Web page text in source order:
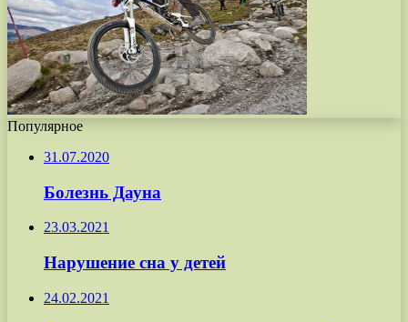
Популярное
31.07.2020
Болезнь Дауна
23.03.2021
Нарушение сна у детей
24.02.2021